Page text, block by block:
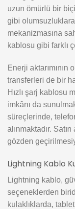
uzun ömürlü bir
gibi
mekanizmasına
kablosu gibi farklı
Enerji aktarımının
transferleri de bir
Hızlı şarj kablosu
imkânı da
süreçlerinde,
alınmaktadır.
gözden
Lightning Kablo
Lightning kablo,
seçeneklerden
kulaklıklarda,